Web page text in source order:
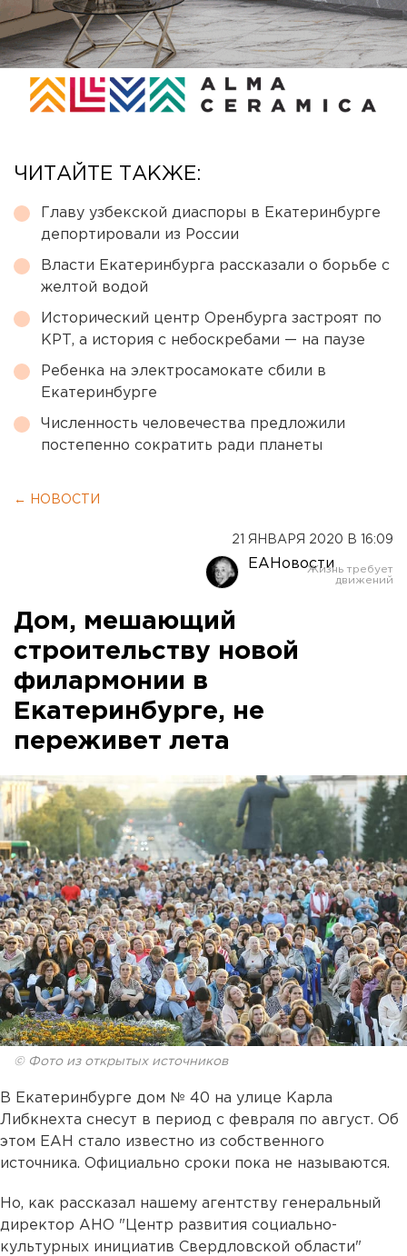
ЧИТАЙТЕ ТАКЖЕ:
Главу узбекской диаспоры в Екатеринбурге
депортировали из России
Власти Екатеринбурга рассказали о борьбе с
желтой водой
Исторический центр Оренбурга застроят по
КРТ, а история с небоскребами — на паузе
Ребенка на электросамокате сбили в
Екатеринбурге
Численность человечества предложили
постепенно сократить ради планеты
← НОВОСТИ
21 ЯНВАРЯ 2020 В 16:09
ЕАНовости
Дом, мешающий
строительству новой
филармонии в
Екатеринбурге, не
переживет лета
© Фото из открытых источников
В Екатеринбурге дом № 40 на улице Карла
Либкнехта снесут в период с февраля по август. Об
этом ЕАН стало известно из собственного
источника. Официально сроки пока не называются.
Но, как рассказал нашему агентству генеральный
директор АНО "Центр развития социально-
культурных инициатив Свердловской области"